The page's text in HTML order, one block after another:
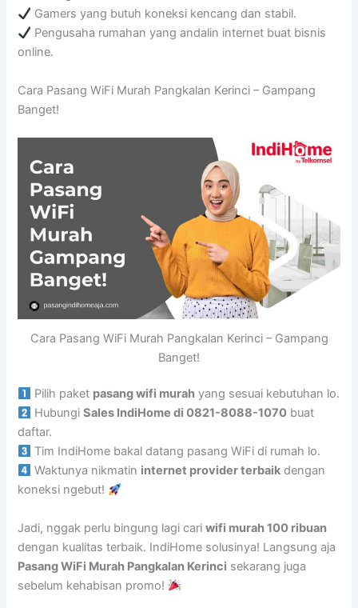
Gamers yang butuh koneksi kencang dan stabil.
Pengusaha rumahan yang andalin internet buat bisnis
online.
Cara Pasang WiFi Murah Pangkalan Kerinci – Gampang
Banget!
Cara Pasang WiFi Murah Pangkalan Kerinci – Gampang
Banget!
Pilih paket pasang wifi murah yang sesuai kebutuhan lo.
HubungiSales IndiHome di 0821-8088-1070 buat
daftar.
Tim IndiHome bakal datang pasang WiFi di rumah lo.
Waktunya nikmatin internet provider terbaik dengan
koneksi ngebut!
Jadi, nggak perlu bingung lagi cariwifi murah 100 ribuan
dengan kualitas terbaik. IndiHome solusinya! Langsung aja
Pasang WiFi Murah Pangkalan Kerinci sekarang juga
sebelum kehabisan promo!